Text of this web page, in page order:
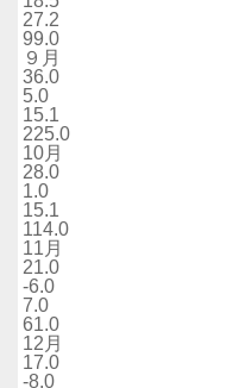
27.2
99.0
９月
36.0
5.0
15.1
225.0
10月
28.0
1.0
15.1
114.0
11月
21.0
-6.0
7.0
61.0
12月
17.0
-8.0